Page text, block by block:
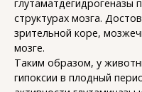
глутаматдегидрогеназы
структурах мозга.
зрительной коре,
мозге.
Таким образом, у
гипоксии в плодный